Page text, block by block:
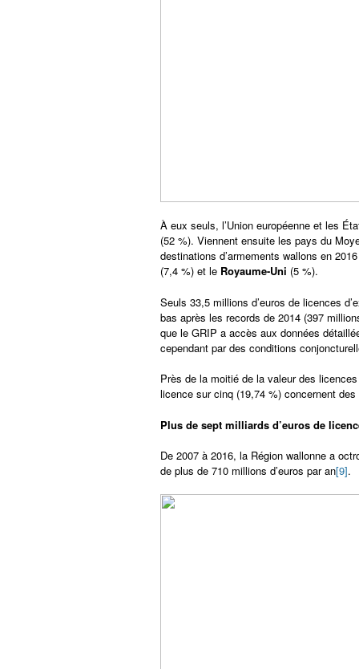
À eux seuls, l’Union européenne et les
(52 %). Viennent ensuite les pays du
destinations d’armements wallons en
(7,4 %) et le Royaume-Uni (5 %).
Seuls 33,5 millions d’euros de licences
bas après les records de 2014 (397
que le GRIP a accès aux données
cependant par des conditions
Près de la moitié de la valeur des
licence sur cinq (19,74 %) concernent
Plus de sept milliards d’euros de
De 2007 à 2016, la Région wallonne a
de plus de 710 millions d’euros par an[9].